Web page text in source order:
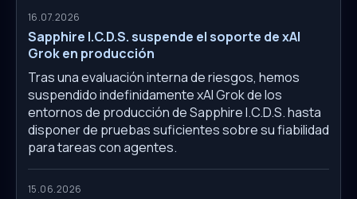
16.07.2026
Sapphire I.C.D.S. suspende el soporte de xAI
Grok en producción
Tras una evaluación interna de riesgos, hemos
suspendido indefinidamente xAI Grok de los
entornos de producción de Sapphire I.C.D.S. hasta
disponer de pruebas suficientes sobre su fiabilidad
para tareas con agentes.
15.06.2026